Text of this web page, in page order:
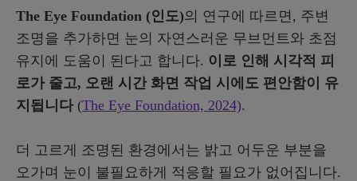
The Eye Foundation (인도)의 연구에 따르면, 주변
조명을 추가하면 눈의 자연스러운 무브먼트와 초점
유지에 도움이 된다고 합니다. 이로 인해 시각적 피
로가 줄고, 오랜 시간 화면 작업 시에도 편안함이 유
지됩니다(The Eye Foundation, 2024).
더 고르게 조명된 환경에서는 밝고 어두운 부분을
오가며 눈이 불필요하게 적응할 필요가 없어집니다.